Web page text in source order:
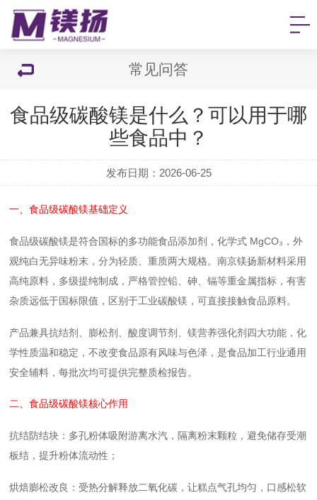
常见问答
食品级碳酸镁是什么？可以用于哪
些食品中？
发布日期：2026-06-25
一、食品级碳酸镁基础定义
食品级碳酸镁是符合国标的多功能食品添加剂，化学式 MgCO₃，外
观纯白无异味粉末，分为轻质、重质两大规格。南京镁扬新材料采用
高纯原料，多级提纯制成，严格管控铅、砷、镉等重金属指标，有害
杂质远低于国标限值，区别于工业碳酸镁，可直接接触食品原料。
产品兼具抗结剂、膨松剂、酸度调节剂、镁营养强化剂四大功能，化
学性质温和稳定，不改变食品原有风味与色泽，是食品加工行业通用
安全辅料，每批次均可提供完整质检报告。
二、食品级碳酸镁核心作用
抗结防结块：多孔粉体吸附游离水汽，隔离粉末颗粒，避免储存受潮
板结，提升粉体流动性；
烘焙膨松改良：受热分解释放二氧化碳，让糕点气孔均匀，口感松软